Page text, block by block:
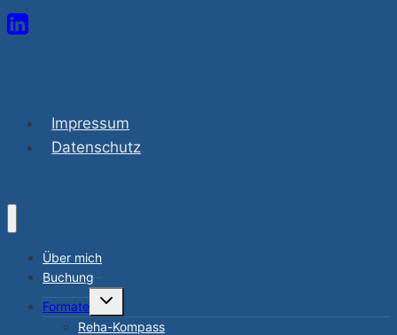
Impressum
Datenschutz
Über mich
Buchung
Formate
Untermenü
umschalten
Reha-Kompass